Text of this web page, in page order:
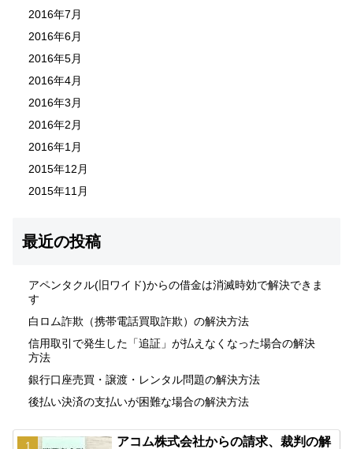
2016年7月
2016年6月
2016年5月
2016年4月
2016年3月
2016年2月
2016年1月
2015年12月
2015年11月
最近の投稿
アペンタクル(旧ワイド)からの借金は消滅時効で解決できま
す
白ロム詐欺（携帯電話買取詐欺）の解決方法
信用取引で発生した「追証」が払えなくなった場合の解決
方法
銀行口座売買・譲渡・レンタル問題の解決方法
後払い決済の支払いが困難な場合の解決方法
アコム株式会社からの請求、裁判の解